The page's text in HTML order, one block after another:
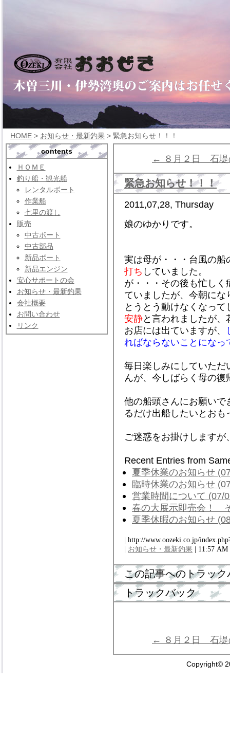
HOME > お知らせ・最新釣果 > 緊急お知らせ！！！
contents
ＨＯＭＥ
釣り船・観光船
レンタルボート
作業船
七里の渡し
販売
中古ボート
中古部品
新品ボート
新品エンジン
安心サポートの会
お知らせ・最新釣果
会社概要
お問い合わせ
リンク
← ８月２日 石堤
緊急お知らせ！！！
2011,07,28, Thursday
娘のゆかりです。
実は母が・・・台風の
打ち していました。
が・・・その後も忙し
ていましたが、今朝にな
とうとう動けなくなっ
安静と言われましたが
お店には出ていますが、
ればならないことになっ
毎日楽しみにしていた
んが、今しばらく母の
他の船頭さんにお願い
るだけ出船したいとおも
ご迷惑をお掛けします
Recent Entries from
夏季休業のお知らせ
臨時休業のお知らせ
営業時間について (07/
春の大展示即売会！
夏季休暇のお知らせ
| http://www.oozeki.co.jp/
| お知らせ・最新釣果 | 11:57
この記事へのトラッ
トラックバック
← ８月２日 石堤
Copyright©